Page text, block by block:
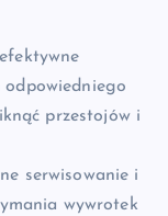
przestojów i
serwisowanie i
wywrotek